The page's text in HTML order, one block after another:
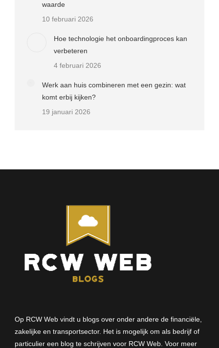
waarde
10 februari 2026
Hoe technologie het onboardingproces kan
verbeteren
4 februari 2026
Werk aan huis combineren met een gezin: wat
komt erbij kijken?
19 januari 2026
Op RCW Web vindt u blogs over onder andere de financiële,
zakelijke en transportsector. Het is mogelijk om als bedrijf of
particulier een blog te schrijven voor RCW Web. Voor meer